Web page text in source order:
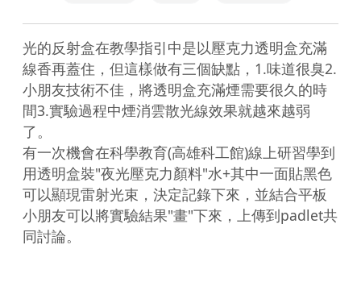
光的反射盒在教學指引中是以壓克力透明盒充滿
線香再蓋住，但這樣做有三個缺點，1.味道很臭2.
小朋友技術不佳，將透明盒充滿煙需要很久的時
間3.實驗過程中煙消雲散光線效果就越來越弱
了。
有一次機會在科學教育(高雄科工館)線上研習學到
用透明盒裝"夜光壓克力顏料"水+其中一面貼黑色
可以顯現雷射光束，決定記錄下來，並結合平板
小朋友可以將實驗結果"畫"下來，上傳到padlet共
同討論。